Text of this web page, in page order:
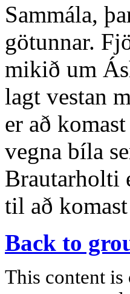
Sammála,
götunnar.
mikið um
lagt vestan
er að
vegna bíla
Brautarholti
til að
Back to
This content is